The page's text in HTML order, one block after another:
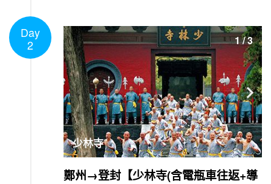
Day
2
鄭州→登封【少林寺(含電瓶車往返+導
少林寺
1/3
